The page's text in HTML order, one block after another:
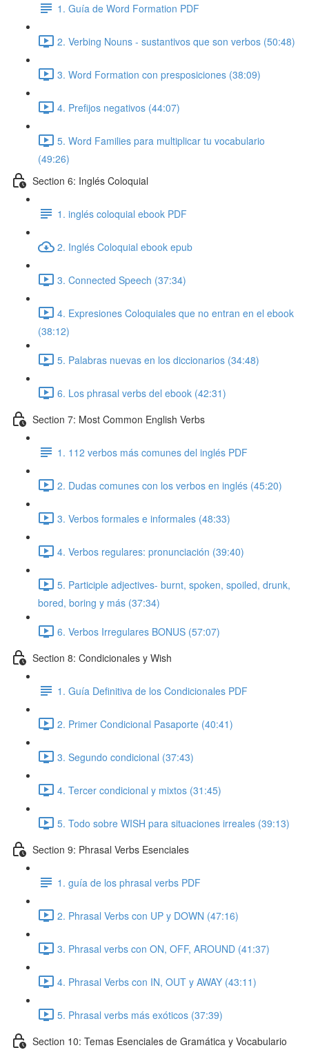
1. Guía de Word Formation PDF
2. Verbing Nouns - sustantivos que son verbos (50:48)
3. Word Formation con presposiciones (38:09)
4. Prefijos negativos (44:07)
5. Word Families para multiplicar tu vocabulario
(49:26)
Section 6: Inglés Coloquial
1. inglés coloquial ebook PDF
2. Inglés Coloquial ebook epub
3. Connected Speech (37:34)
4. Expresiones Coloquiales que no entran en el ebook
(38:12)
5. Palabras nuevas en los diccionarios (34:48)
6. Los phrasal verbs del ebook (42:31)
Section 7: Most Common English Verbs
1. 112 verbos más comunes del inglés PDF
2. Dudas comunes con los verbos en inglés (45:20)
3. Verbos formales e informales (48:33)
4. Verbos regulares: pronunciación (39:40)
5. Participle adjectives- burnt, spoken, spoiled, drunk,
bored, boring y más (37:34)
6. Verbos Irregulares BONUS (57:07)
Section 8: Condicionales y Wish
1. Guía Definitiva de los Condicionales PDF
2. Primer Condicional Pasaporte (40:41)
3. Segundo condicional (37:43)
4. Tercer condicional y mixtos (31:45)
5. Todo sobre WISH para situaciones irreales (39:13)
Section 9: Phrasal Verbs Esenciales
1. guía de los phrasal verbs PDF
2. Phrasal Verbs con UP y DOWN (47:16)
3. Phrasal verbs con ON, OFF, AROUND (41:37)
4. Phrasal Verbs con IN, OUT y AWAY (43:11)
5. Phrasal verbs más exóticos (37:39)
Section 10: Temas Esenciales de Gramática y Vocabulario